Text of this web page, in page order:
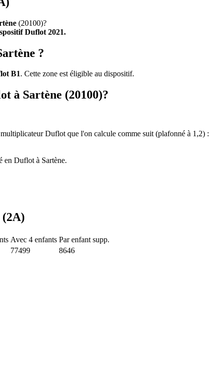
(20100)?
Duflot 2021.
?
B1. Cette zone est éligible au dispositif.
à Sartène (20100)?
Duflot que l'on calcule comme suit (plafonné à 1,2) :
en Duflot à Sartène.
(2A)
Avec 4 enfants Par enfant supp.
77499 8646